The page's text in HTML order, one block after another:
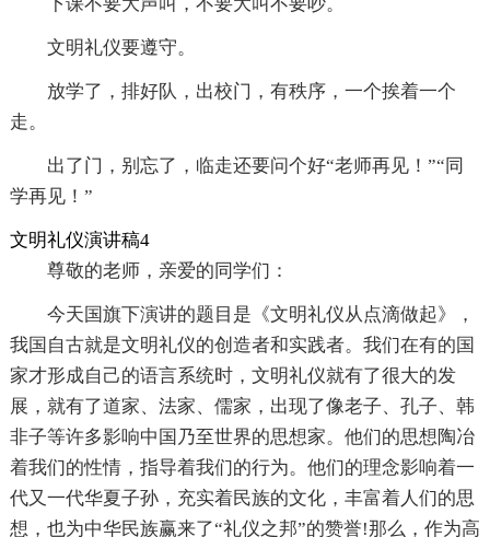
下课不要大声叫，不要大叫不要吵。
文明礼仪要遵守。
放学了，排好队，出校门，有秩序，一个挨着一个
走。
出了门，别忘了，临走还要问个好“老师再见！”“同
学再见！”
文明礼仪演讲稿4
尊敬的老师，亲爱的同学们：
今天国旗下演讲的题目是《文明礼仪从点滴做起》，
我国自古就是文明礼仪的创造者和实践者。我们在有的国
家才形成自己的语言系统时，文明礼仪就有了很大的发
展，就有了道家、法家、儒家，出现了像老子、孔子、韩
非子等许多影响中国乃至世界的思想家。他们的思想陶冶
着我们的性情，指导着我们的行为。他们的理念影响着一
代又一代华夏子孙，充实着民族的文化，丰富着人们的思
想，也为中华民族赢来了“礼仪之邦”的赞誉!那么，作为高